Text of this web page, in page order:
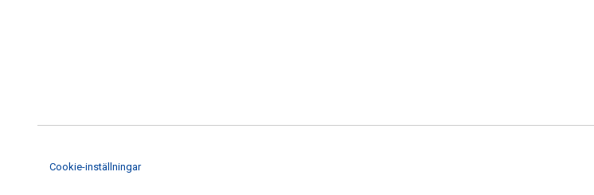
Cookie-inställningar